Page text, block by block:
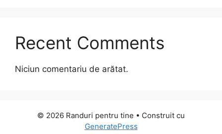
Recent Comments
Niciun comentariu de arătat.
© 2026 Randuri pentru tine • Construit cu
GeneratePress